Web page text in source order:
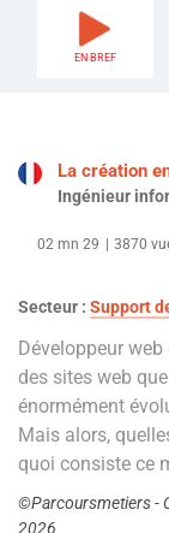
EN BREF
La création
Ingénieur
02 mn 29 3870
Secteur : Support
Développeur
des sites web
énormément
Mais alors,
quoi consiste ce
©Parcoursmetiers -
2026